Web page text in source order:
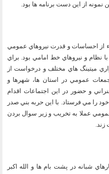
از اين دست برنامه ها بود.
از احساسات و قدرت نيروهاي عمومي
نظام و نيروهاي خط امامي بود. براي
ميتينگ هاي مختلف و درخواست از
عمومي در استان ها، شهرها و
و حضور در اين اجتماعات اقدام
را مي فرستاد. با اين حربه بني صدر
عملا به تخريب و زير سوال بردن
زند.
شبانه در پشت بام ها و الله اكبر